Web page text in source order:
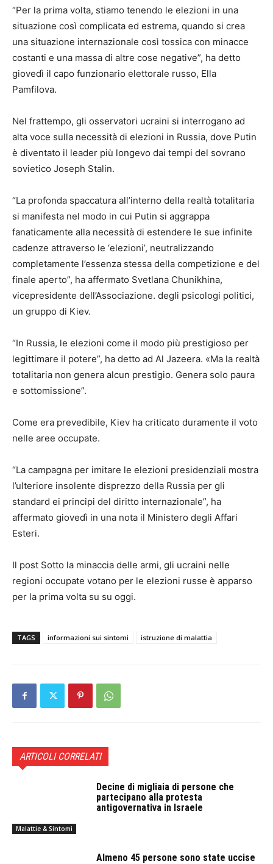
“Per la prima volta, stiamo tenendo le elezioni in una
situazione così complicata ed estrema, quando si crea
una situazione internazionale così tossica con minacce
costanti e una massa di altre cose negative”, ha detto
giovedì il capo funzionario elettorale russo, Ella
Pamfilova.
Nel frattempo, gli osservatori ucraini si interrogano ad
alta voce sulla necessità di elezioni in Russia, dove Putin
è diventato il leader più longevo dai tempi del sovrano
sovietico Joseph Stalin.
“La profonda spaccatura all’interno della realtà totalitaria
si manifesta nel modo in cui Putin si aggrappa
fanaticamente alla necessità di estendere le sue infinite
cadenze attraverso le ‘elezioni’, neutralizzando
completamente l’essenza stessa della competizione e del
finale aperto”, ha affermato Svetlana Chunikhina,
vicepresidente dell’Associazione. degli psicologi politici,
un gruppo di Kiev.
“In Russia, le elezioni come il modo più prestigioso per
legittimare il potere”, ha detto ad Al Jazeera. «Ma la realtà
totalitaria non genera alcun prestigio. Genera solo paura
e sottomissione”.
Come era prevedibile, Kiev ha criticato duramente il voto
nelle aree occupate.
“La campagna per imitare le elezioni presidenziali mostra
l’ulteriore insolente disprezzo della Russia per gli
standard ei principi del diritto internazionale”, ha
affermato giovedì in una nota il Ministero degli Affari
Esteri.
Il post Sotto la minaccia delle armi, gli ucraini nelle
regioni occupate votano per le elezioni russe è apparso
per la prima volta su su oggi.
TAGS informazioni sui sintomi istruzione di malattia
ARTICOLI CORRELATI
Malattie & Sintomi
Decine di migliaia di persone che
partecipano alla protesta
antigovernativa in Israele
Almeno 45 persone sono state uccise